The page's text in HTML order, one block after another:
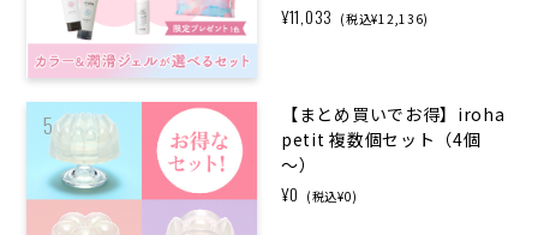
¥11,033 (税込¥12,136)
5
【まとめ買いで​お得】iroha
petit 複数個セット​（4個
～）
¥0 (税込¥0)